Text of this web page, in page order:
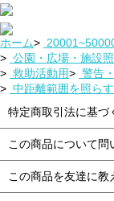
ホーム>
> 公園・広場・施設
> 救助活動用> 警告
> 中距離範囲を照らす
特定商取引法に基づ
この商品について問
この商品を友達に教